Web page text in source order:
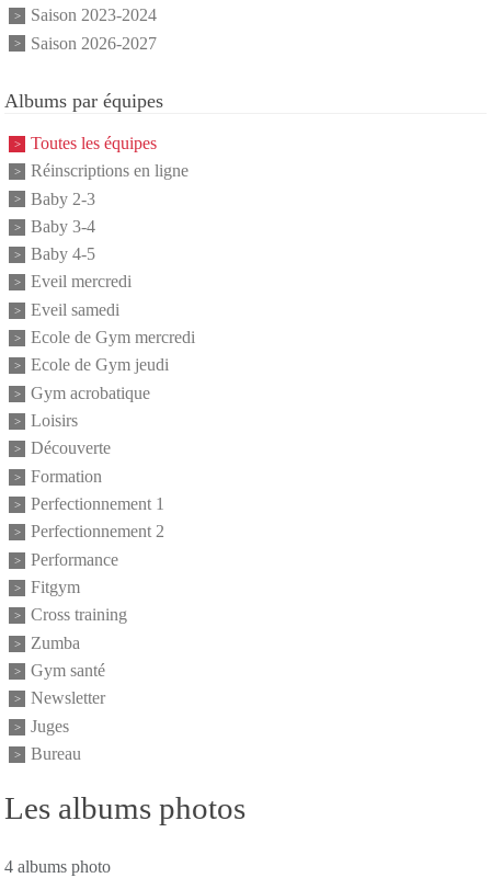
Les albums photos
4 albums photo
Saison 2023-2024
Saison 2026-2027
Albums par équipes
Toutes les équipes
Réinscriptions en ligne
Baby 2-3
Baby 3-4
Baby 4-5
Eveil mercredi
Eveil samedi
Ecole de Gym mercredi
Ecole de Gym jeudi
Gym acrobatique
Loisirs
Découverte
Formation
Perfectionnement 1
Perfectionnement 2
Performance
Fitgym
Cross training
Zumba
Gym santé
Newsletter
Juges
Bureau